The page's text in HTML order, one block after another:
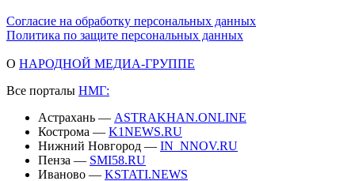
Согласие на обработку персональных данных
Политика по защите персональных данных
О НАРОДНОЙ МЕДИА-ГРУППЕ
Все порталы НМГ:
Астрахань — ASTRAKHAN.ONLINE
Кострома — K1NEWS.RU
Нижний Новгород — IN_NNOV.RU
Пенза — SMI58.RU
Иваново — KSTATI.NEWS